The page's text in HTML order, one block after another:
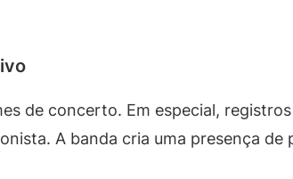
de concerto. Em especial,
A banda cria uma presença de